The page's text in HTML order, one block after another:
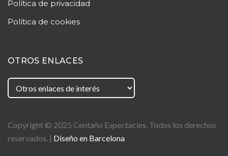
Política de privacidad
Política de cookies
OTROS ENLACES
Copyright © 2025 Centaño Espectacles. Todos los derechos
reservados. | Diseño en Barcelona